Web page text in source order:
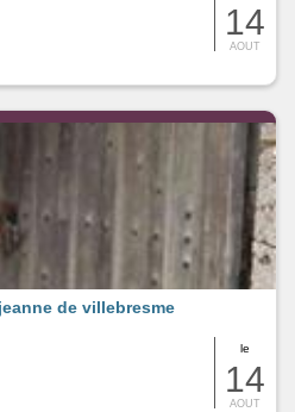
14
AOUT
le
14
AOUT
de villebresme